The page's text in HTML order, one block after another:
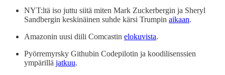
NYT:ltä iso juttu siitä miten Mark Zuckerbergin ja Sheryl
Sandbergin keskinäinen suhde kärsi Trumpin aikaan.
Amazonin uusi diili Comcastin elokuvista.
Pyörremyrsky Githubin Codepilotin ja koodilisenssien
ympärillä jatkuu.